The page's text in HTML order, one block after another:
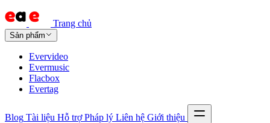
Trang chủ
Sản phẩm
Evervideo
Evermusic
Flacbox
Evertag
Blog Tài liệu Hỗ trợ Pháp lý Liên hệ Giới thiệu